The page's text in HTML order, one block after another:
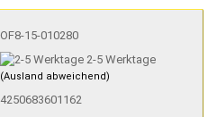
OF8-15-010280
2-5 Werktage
(Ausland abweichend)
4250683601162